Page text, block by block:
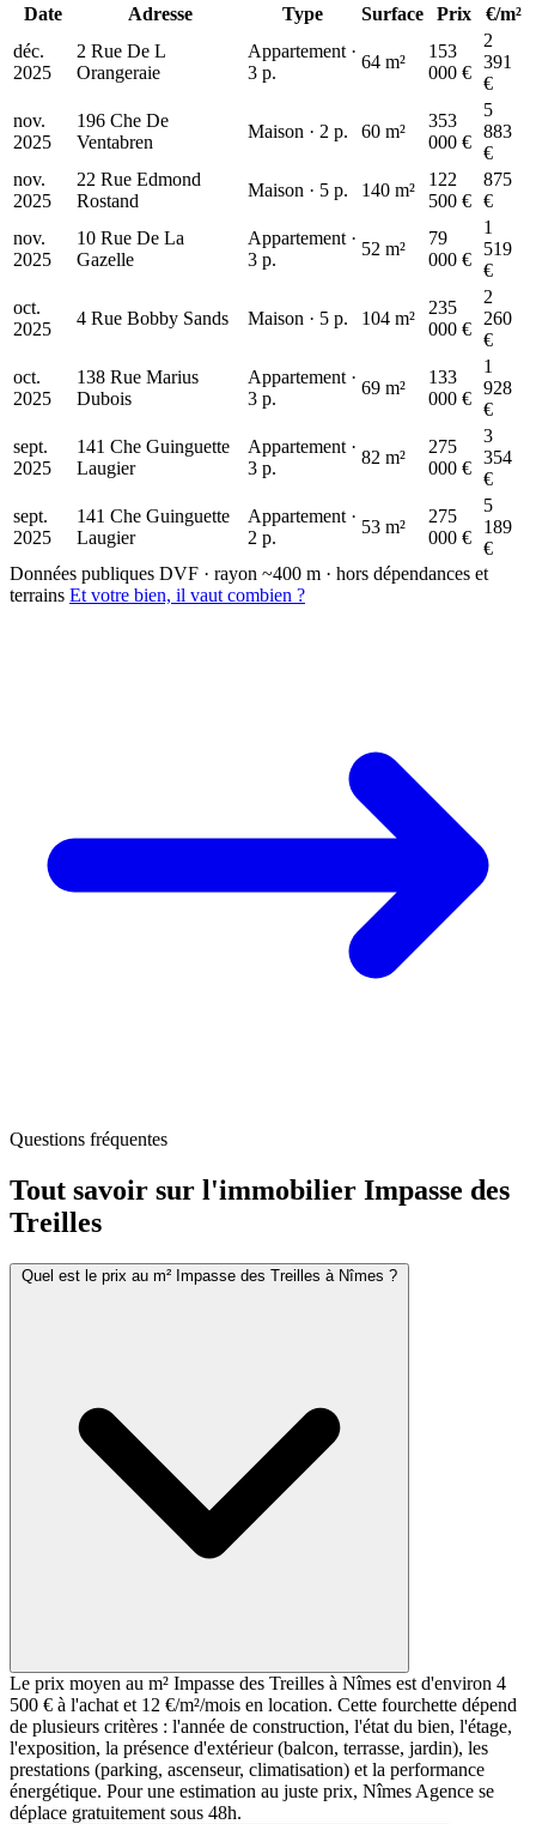
Date Adresse Type Surface Prix
€/m²
déc.
2025
2 Rue De L
Orangeraie
Appartement ·
3 p.
64 m²
153
000 €
2
391
€
nov.
2025
196 Che De
Ventabren
Maison · 2 p. 60 m²
353
000 €
5
883
€
nov.
2025
22 Rue Edmond
Rostand
Maison · 5 p. 140 m²
122
500 €
875
€
nov.
2025
10 Rue De La
Gazelle
Appartement ·
3 p.
52 m²
79
000 €
1
519
€
oct.
2025
4 Rue Bobby Sands Maison · 5 p. 104 m²
235
000 €
2
260
€
oct.
2025
138 Rue Marius
Dubois
Appartement ·
3 p.
69 m²
133
000 €
1
928
€
sept.
2025
141 Che Guinguette
Laugier
Appartement ·
3 p.
82 m²
275
000 €
3
354
€
sept.
2025
141 Che Guinguette
Laugier
Appartement ·
2 p.
53 m²
275
000 €
5
189
€
Données publiques DVF · rayon ~400 m · hors dépendances et
terrains Et votre bien, il vaut combien ?
Questions fréquentes
Tout savoir sur l'immobilier Impasse des
Treilles
Quel est le prix au m² Impasse des Treilles à Nîmes ?
Le prix moyen au m² Impasse des Treilles à Nîmes est d'environ 4
500 € à l'achat et 12 €/m²/mois en location. Cette fourchette dépend
de plusieurs critères : l'année de construction, l'état du bien, l'étage,
l'exposition, la présence d'extérieur (balcon, terrasse, jardin), les
prestations (parking, ascenseur, climatisation) et la performance
énergétique. Pour une estimation au juste prix, Nîmes Agence se
déplace gratuitement sous 48h.